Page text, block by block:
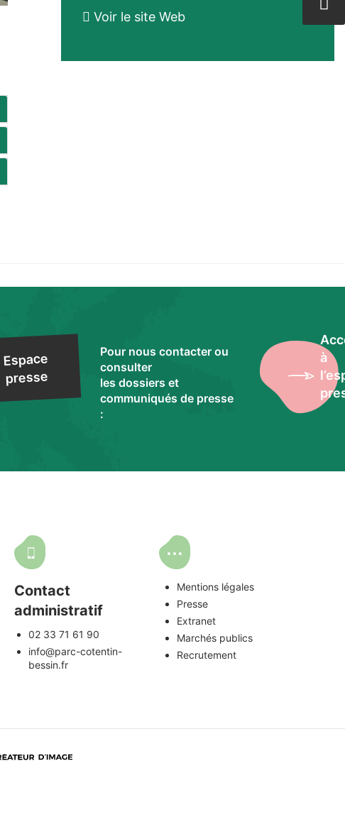
Voir le site Web
Espace
presse
Pour nous contacter ou
consulter
les dossiers et
communiqués de presse
:
à
Contact
administratif
02 33 71 61 90
info@parc-cotentin-
bessin.fr
Mentions légales
Presse
Extranet
Marchés publics
Recrutement